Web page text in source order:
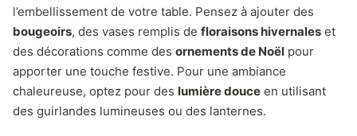
l’embellissement de votre table. Pensez à ajouter des
bougeoirs, des vases remplis de floraisons hivernales et
des décorations comme des ornements de Noël pour
apporter une touche festive. Pour une ambiance
chaleureuse, optez pour des lumière douce en utilisant
des guirlandes lumineuses ou des lanternes.